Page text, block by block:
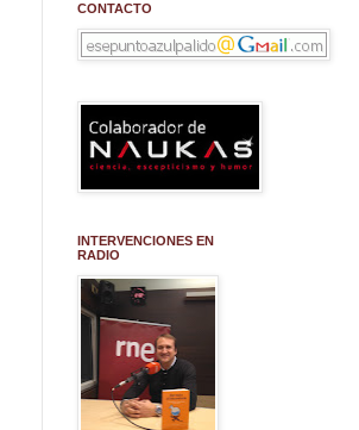
CONTACTO
INTERVENCIONES EN
RADIO